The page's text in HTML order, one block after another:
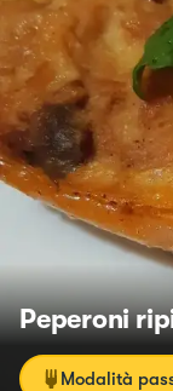
Peperoni
Modalità